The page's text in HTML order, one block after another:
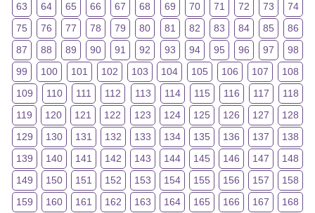
63
64 65 66 67 68 69 70 71 72 73
74
75
76 77 78 79 80 81 82 83 84 85
86
87
88 89 90 91 92 93 94 95 96 97
98
99
100 101 102 103 104 105 106 107
108
109
110 111 112 113 114 115 116 117
118
119
120 121 122 123 124 125 126 127
128
129
130 131 132 133 134 135 136 137
138
139
140 141 142 143 144 145 146 147
148
149
150 151 152 153 154 155 156 157
158
159
160 161 162 163 164 165 166 167
168